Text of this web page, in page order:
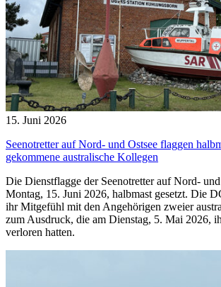
15. Juni 2026
Seenotretter auf Nord- und Ostsee flaggen
gekommene australische Kollegen
Die Dienstflagge der Seenotretter auf Nord-
Montag, 15. Juni 2026, halbmast gesetzt. Die
ihr Mitgefühl mit den Angehörigen zweier
zum Ausdruck, die am Dienstag, 5. Mai 2026,
verloren hatten.